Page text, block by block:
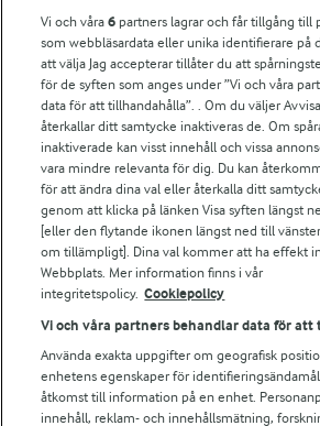
För ägare
Arlas kundportal
Arla.com
Falbygdens Ost
Arla webbshop
Bildbank
Följ oss
Vi och våra6 partners lagrar och får tillgång till
som webbläsardata eller unika identifierare på
att välja Jag accepterar tillåter du att
för de syften som anges under ”Vi och våra
data för att tillhandahålla”. . Om du väljer
återkallar ditt samtycke inaktiveras de. Om
inaktiverade kan visst innehåll och vissa
vara mindre relevanta för dig. Du kan
för att ändra dina val eller återkalla ditt
genom att klicka på länken Visa syften längst
[eller den flytande ikonen längst ned till
om tillämpligt]. Dina val kommer att ha effekt
Webbplats. Mer information finns i vår
integritetspolicy. Cookiepolicy
Vi och våra partners behandlar data för
Använda exakta uppgifter om geografisk
enhetens egenskaper för
åtkomst till information på en enhet.
innehåll, reklam- och innehållsmätning,